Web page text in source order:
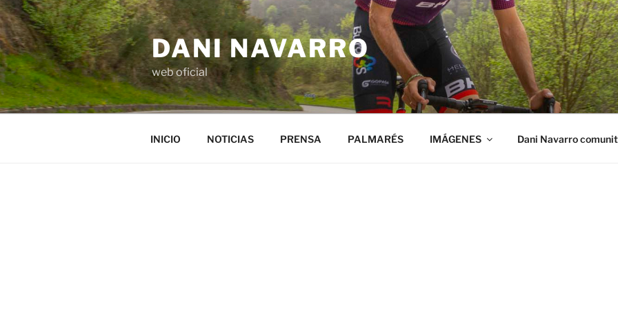
Saltar
al
contenido
DANI NAVARRO
web oficial
INICIO NOTICIAS PRENSA PALMARÉS IMÁGENES Dani Navarro